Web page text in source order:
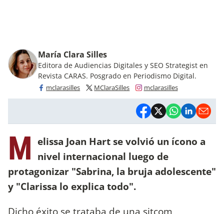
María Clara Silles
Editora de Audiencias Digitales y SEO Strategist en
Revista CARAS. Posgrado en Periodismo Digital.
mclarasilles MClaraSilles mclarasilles
M elissa Joan Hart se volvió un ícono a
nivel internacional luego de
protagonizar "Sabrina, la bruja adolescente"
y "Clarissa lo explica todo".
Dicho éxito se trataba de una sitcom